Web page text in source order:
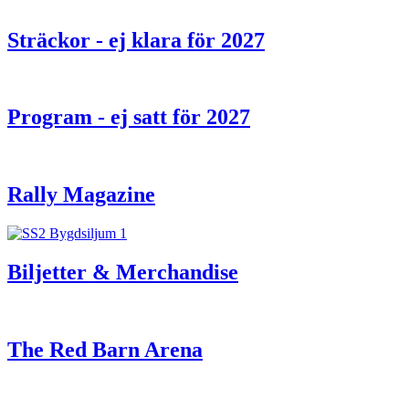
Sträckor - ej klara för 2027
Program - ej satt för 2027
Rally Magazine
Biljetter & Merchandise
The Red Barn Arena